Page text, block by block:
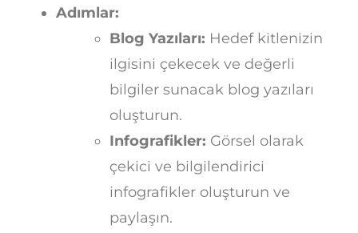
Adımlar:
Blog Yazıları: Hedef kitlenizin
ilgisini çekecek ve değerli
bilgiler sunacak blog yazıları
oluşturun.
Infografikler: Görsel olarak
çekici ve bilgilendirici
infografikler oluşturun ve
paylaşın.